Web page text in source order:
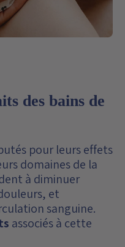
des bains de
pour leurs effets
domaines de la
à diminuer
et
sanguine.
associés à cette